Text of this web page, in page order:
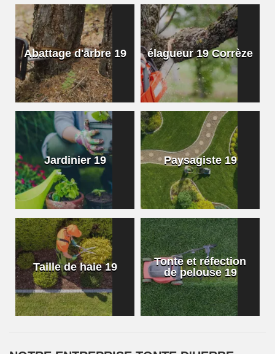
Abattage d'arbre 19 élagueur 19 Corrèze
Jardinier 19 Paysagiste 19
Taille de haie 19
Tonte et réfection
de pelouse 19